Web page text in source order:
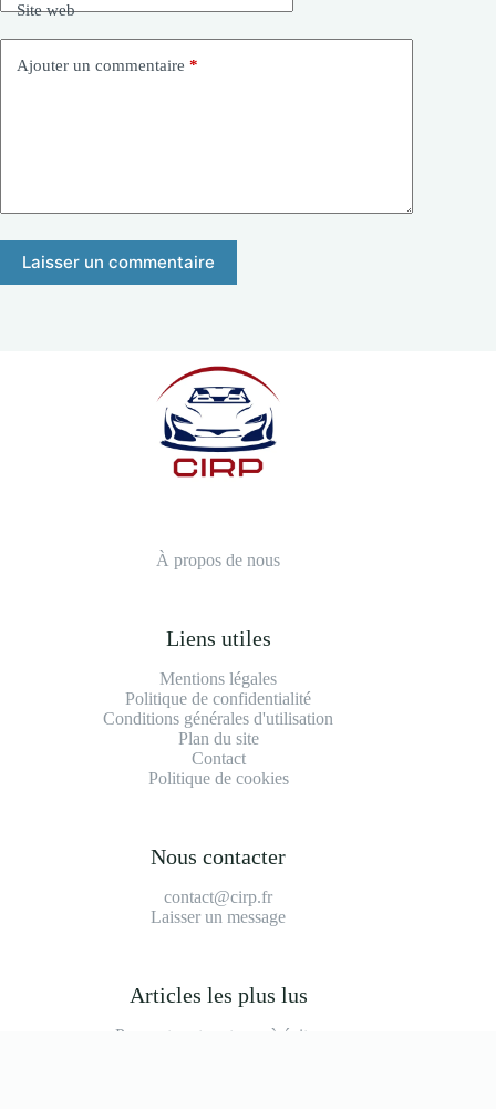
Site web
Ajouter un commentaire *
Laisser un commentaire
À propos de nous
Liens utiles
Mentions légales
Politique de confidentialité
Conditions générales d'utilisation
Plan du site
Contact
Politique de cookies
Nous contacter
contact@cirp.fr
Laisser un message
Articles les plus lus
Peugeot partner tepee à éviter